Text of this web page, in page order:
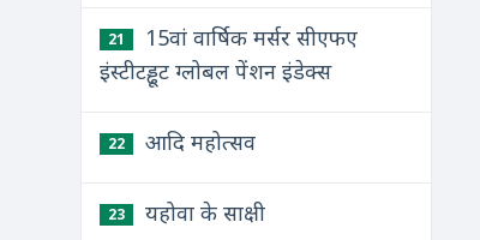
21
15वां वार्षिक मर्सर सीएफए
इंस्टीटड्ढूट ग्लोबल पेंशन इंडेक्स
22 आदि महोत्सव
23 यहोवा के साक्षी